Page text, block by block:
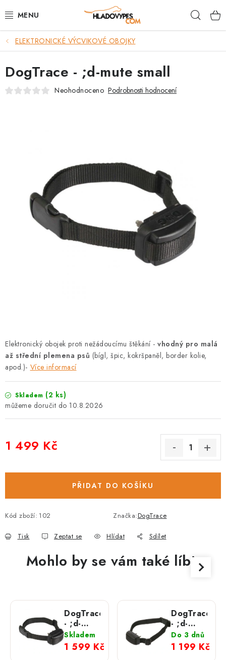
na
POTŘEBY PRO PSY
TAMI PŘEPRAVNÍ BOXY
SPORT SE PSEM
VĚRNOSTNÍ PROGRAM
ZNAČKY
PRODEJNA
Výměna, vrácení a reklamace
Obchodní podmínky
Podmínky ochrany osobních údajů
Zásady použivání souboru cookies
Hodnocení obchodu
FAQ
ELEKTRONICKÉ VÝCVIKOVÉ OBOJKY
Elektronický obojek proti nežádoucímu štěkání - vhodný pro malá
až střední plemena psů (bígl, špic, kokršpaněl, border kolie,
apod.)- Více informací
Skladem (2 ks)
10.8.2026
1 499 Kč
PŘIDAT DO KOŠÍKU
Kód zboží: 102 Značka:DogTrace
Tisk Zeptat se Hlídat Sdílet
DogTrace - ;d-mute small
Neohodnoceno Podrobnosti hodnocení
Mohlo by se vám také líbit
DogTrace
- ;d-
mute
small
light
Skladem
1 599 Kč
DogTrace
- ;d-
mute
Do 3 dnů
1 199 Kč